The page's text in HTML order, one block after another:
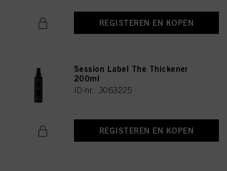
REGISTEREN EN KOPEN
Session Label The Thickener
200ml
ID-nr. 3063225
REGISTEREN EN KOPEN